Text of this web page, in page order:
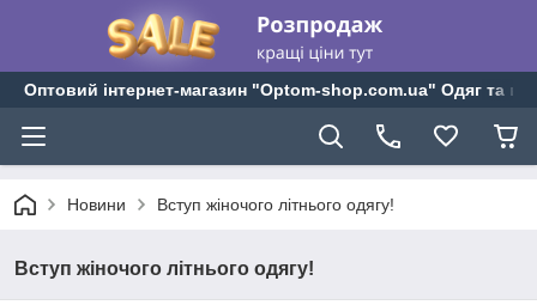
Оптовий інтернет-магазин "Optom-shop.com.ua" Одяг та
Новини Вступ жіночого літнього одягу!
Вступ жіночого літнього одягу!